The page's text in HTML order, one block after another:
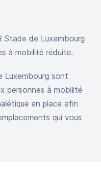
Stade de Luxembourg
à mobilité réduite.
Luxembourg sont
personnes à mobilité
en place afin
qui vous